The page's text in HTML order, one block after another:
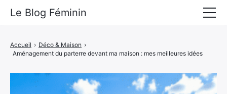
Accueil › Déco & Maison ›
Aménagement du parterre devant ma maison : mes meilleures idées
Le Blog Féminin
Alimentation